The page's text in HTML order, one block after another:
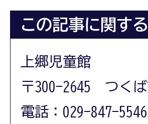
この記事に関す
上郷児童館
〒300-2645 つく
電話：029-847-5546